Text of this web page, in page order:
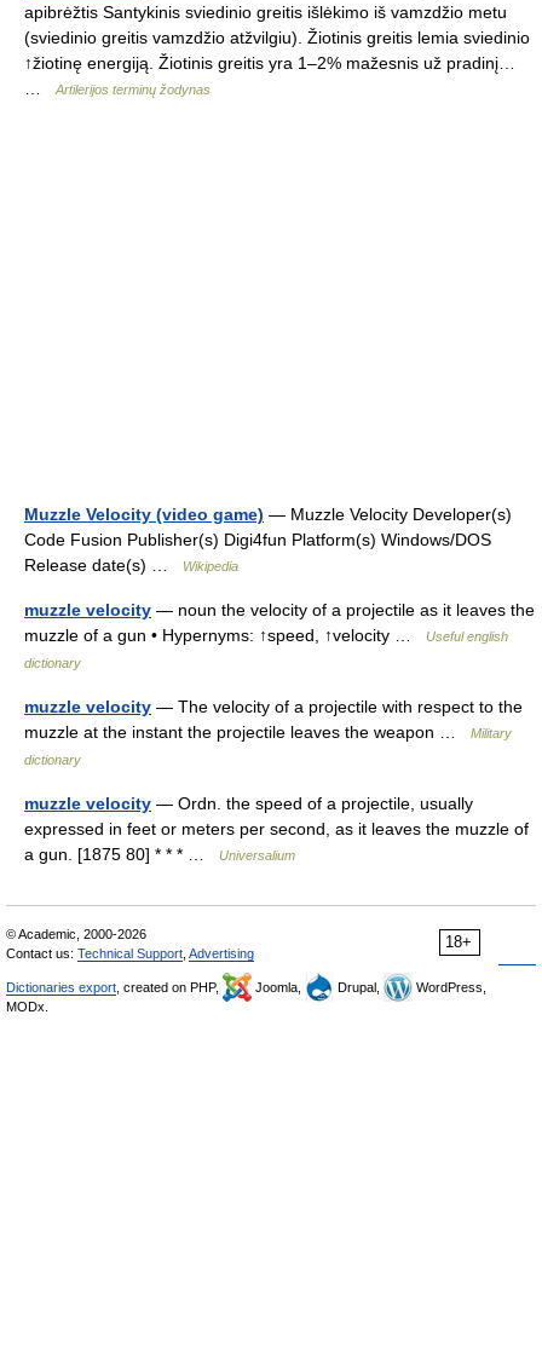
apibrėžtis Santykinis sviedinio greitis išlėkimo iš vamzdžio metu
(sviedinio greitis vamzdžio atžvilgiu). Žiotinis greitis lemia sviedinio
↑žiotinę energiją. Žiotinis greitis yra 1–2% mažesnis už pradinį…
Artilerijos terminų žodynas
Muzzle Velocity (video game) — Muzzle Velocity Developer(s)
Code Fusion Publisher(s) Digi4fun Platform(s) Windows/DOS
Release date(s) …
Wikipedia
muzzle velocity — noun the velocity of a projectile as it leaves the
muzzle of a gun • Hypernyms: ↑speed, ↑velocity …
Useful english
dictionary
muzzle velocity — The velocity of a projectile with respect to the
muzzle at the instant the projectile leaves the weapon …
Military
dictionary
muzzle velocity — Ordn. the speed of a projectile, usually
expressed in feet or meters per second, as it leaves the muzzle of
a gun. [1875 80] * * * …
Universalium
18+
© Academic, 2000-2026
Contact us: Technical Support Advertising
Dictionaries export , created on PHP, Joomla, Drupal,
WordPress,
MODx.